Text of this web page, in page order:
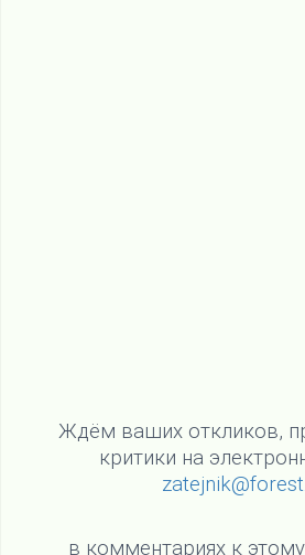
Ждём ваших откликов,
критики на
в комментариях к